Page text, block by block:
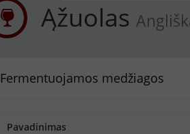
Ąžuolas
Fermentuojamos medžiagos
Pavadinimas